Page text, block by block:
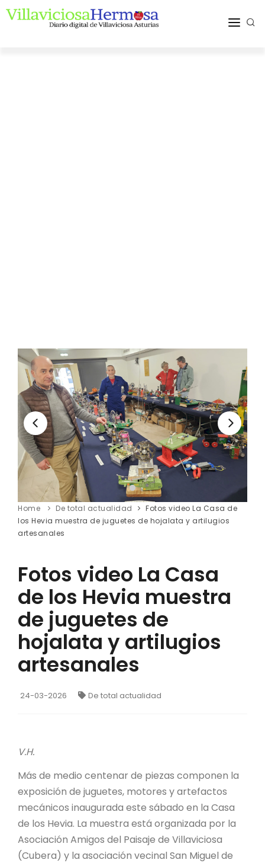
Home De total actualidad
Fotos video La Casa de
los Hevia muestra de juguetes de hojalata y artilugios
artesanales
Fotos video La Casa
de los Hevia muestra
de juguetes de
hojalata y artilugios
artesanales
24-03-2026 De total actualidad
V.H.
Más de medio centenar de piezas componen la
exposición de juguetes, motores y artefactos
mecánicos inaugurada este sábado en la Casa
de los Hevia. La muestra está organizada por la
Asociación Amigos del Paisaje de Villaviciosa
(Cubera) y la asociación vecinal San Miguel de